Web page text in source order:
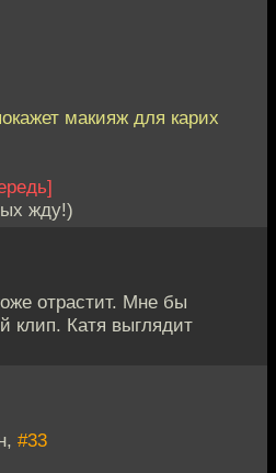
макияж для карих
жду!)
отрастит. Мне бы
клип. Катя выглядит
#33